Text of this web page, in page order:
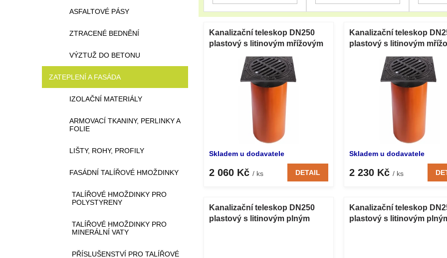
ASFALTOVÉ PÁSY
ZTRACENÉ BEDNĚNÍ
VÝZTUŽ DO BETONU
ZATEPLENÍ A FASÁDA
IZOLAČNÍ MATERIÁLY
ARMOVACÍ TKANINY, PERLINKY A
FOLIE
LIŠTY, ROHY, PROFILY
FASÁDNÍ TALÍŘOVÉ HMOŽDINKY
TALÍŘOVÉ HMOŽDINKY PRO
POLYSTYRENY
TALÍŘOVÉ HMOŽDINKY PRO
MINERÁLNÍ VATY
PŘÍSLUŠENSTVÍ PRO TALÍŘOVÉ
Kanalizační teleskop DN250
plastový s litinovým mřížovým
poklopem B125 500 mm
Skladem u dodavatele
2 060 Kč / ks DETAIL
Kanalizační teleskop
plastový s litinovým
poklopem D400 500 mm
Skladem u dodavatele
2 230 Kč / ks
Kanalizační teleskop DN250
plastový s litinovým plným
Kanalizační teleskop
plastový s litinovým